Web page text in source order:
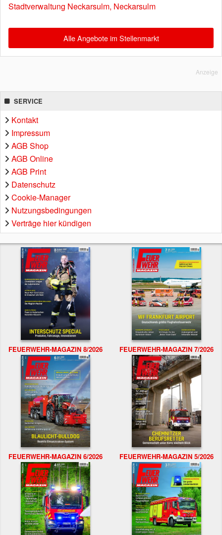
Stadtverwaltung Neckarsulm, Neckarsulm
Alle Angebote im Stellenmarkt
Anzeige
SERVICE
Kontakt
Impressum
AGB Shop
AGB Online
AGB Print
Datenschutz
Cookie-Manager
Nutzungsbedingungen
Verträge hier kündigen
FEUERWEHR-MAGAZIN 8/2026 FEUERWEHR-MAGAZIN 7/2026
FEUERWEHR-MAGAZIN 6/2026 FEUERWEHR-MAGAZIN 5/2026